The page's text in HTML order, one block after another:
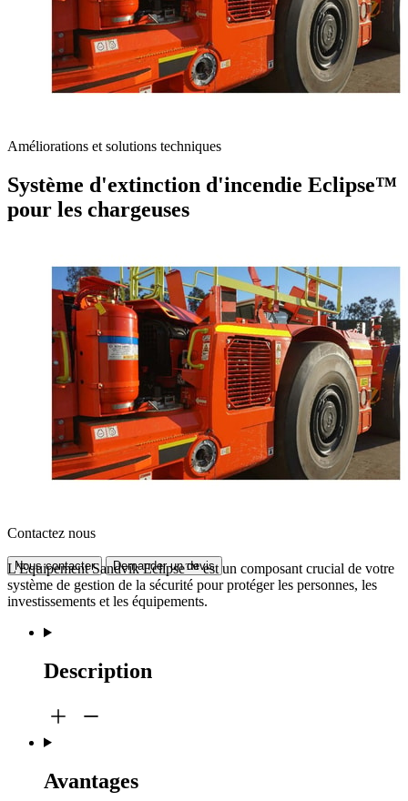
Améliorations et solutions techniques
Système d'extinction d'incendie Eclipse™
pour les chargeuses
Contactez nous
Nous contacter Demander un devis
L'Equipement Sandvik Eclipse™ est un composant crucial de votre
système de gestion de la sécurité pour protéger les personnes, les
investissements et les équipements.
Description
Avantages